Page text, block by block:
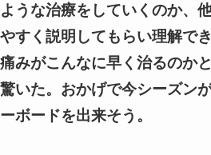
ような治療をしていくのか、
やすく説明してもらい理解で
痛みがこんなに早く治るのか
驚いた。おかげで今シーズン
ーボードを出来そう。